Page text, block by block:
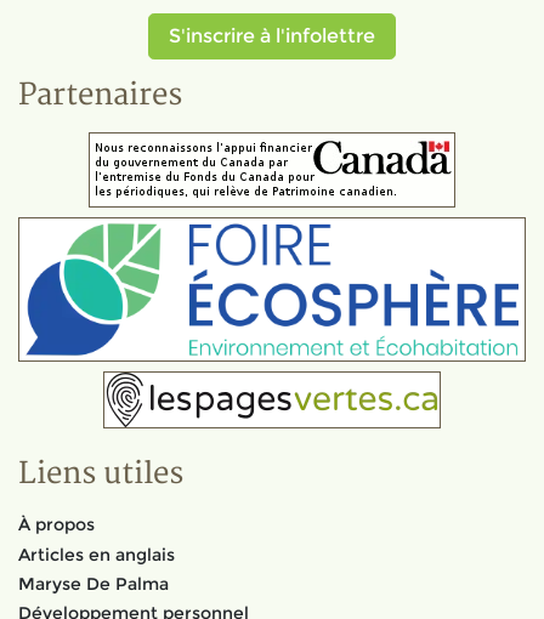
S'inscrire à l'infolettre
Partenaires
Liens utiles
À propos
Articles en anglais
Maryse De Palma
Développement personnel